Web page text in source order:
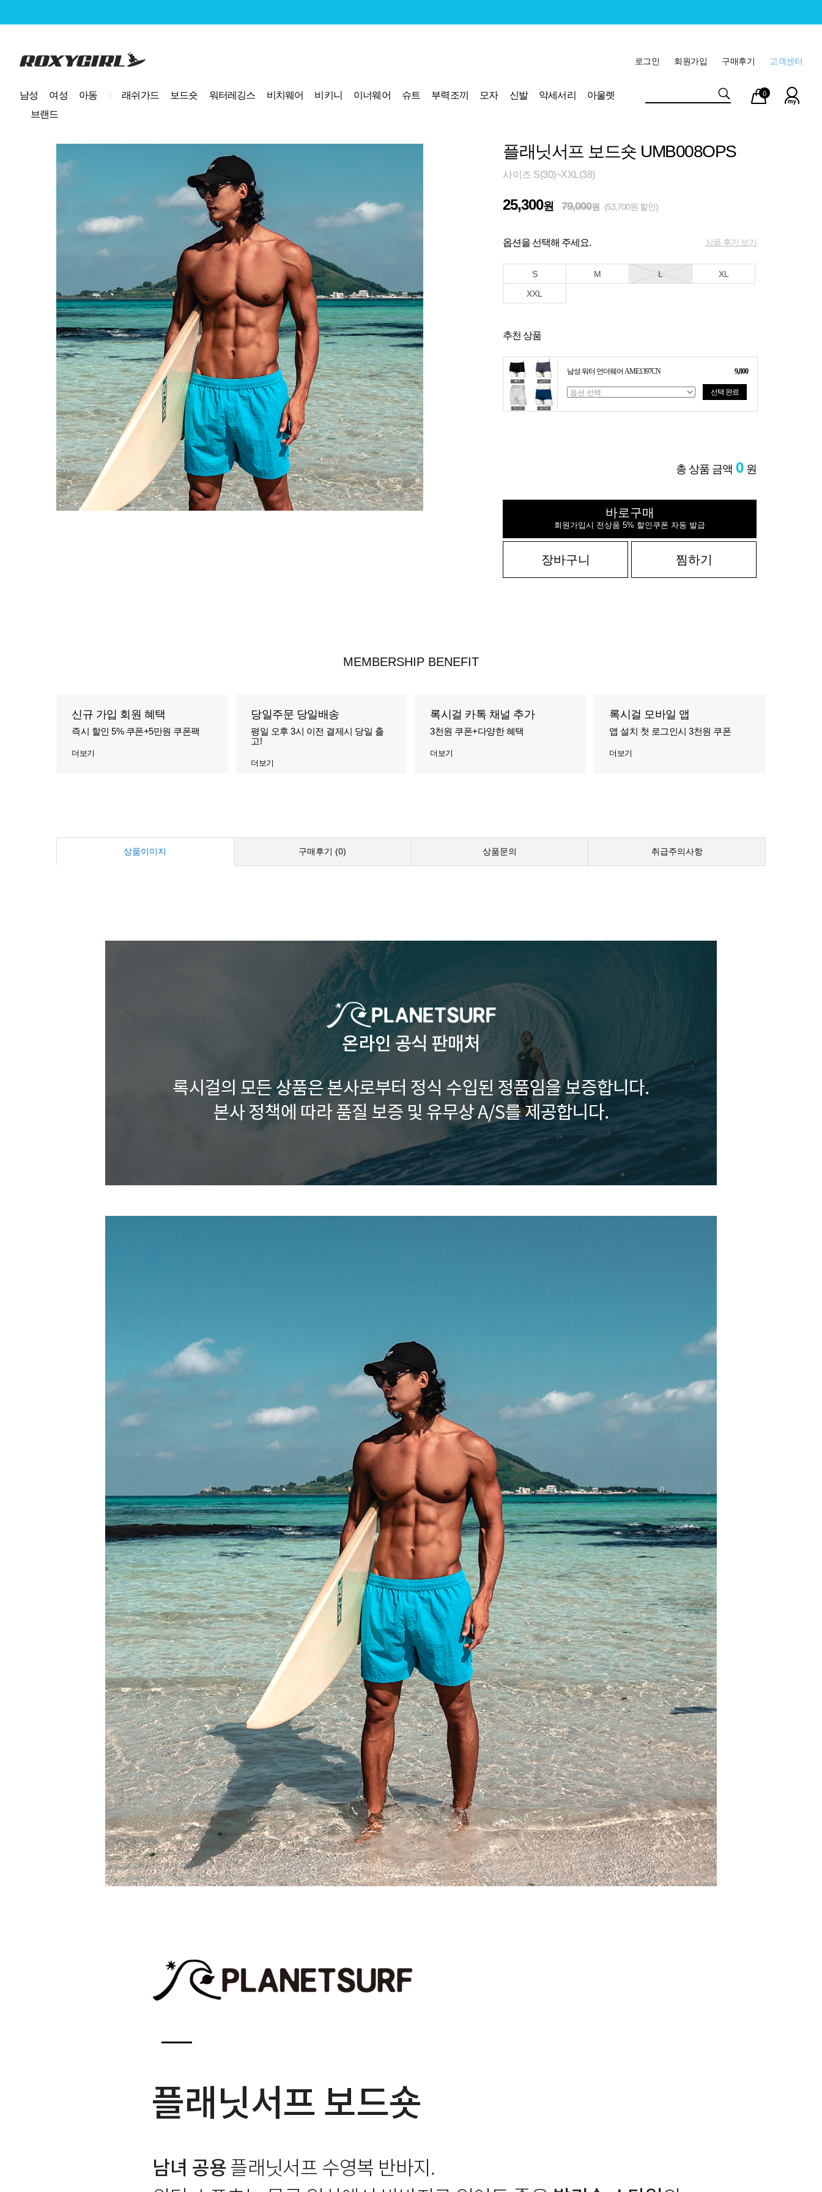
로고 고객센터
구매후기
회원가입
로그인
남성 여성 아동 래쉬가드 보드숏 워터레깅스 비치웨어 비키니 이너웨어 슈트 부력조끼 모자 신발 악세서리
아울렛
브랜드
마이
페이
장바
구니
0
플래닛서프 보드숏 UMB008OPS
사이즈 S(30)~XXL(38)
25,300원 79,000원 (53,700원 할인)
옵션을 선택해 주세요. 상품 후기 보기
S M L
XL
XXL
추천 상품
남성 워터 언더웨어 AME1397CN 9,800
선택 완료
총 상품 금액 0 원
바로구매
회원가입시 전상품 5% 할인쿠폰 자동 발급
장바구니 찜하기
MEMBERSHIP BENEFIT
신규 가입 회원 혜택
즉시 할인 5% 쿠폰+5만원 쿠폰팩
더보기
당일주문 당일배송
평일 오후 3시 이전 결제시 당일 출
고!
더보기
록시걸 카톡 채널 추가
3천원 쿠폰+다양한 혜택
더보기
록시걸 모바일 앱
앱 설치 첫 로그인시 3천원 쿠폰
더보기
상품이미지 구매후기 (0) 상품문의 취급주의사항